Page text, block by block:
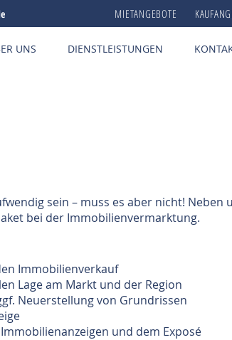
MIETANGEBOTE
UNS DIENSTLEISTUNGEN
sein – muss es aber nicht! Neben
bei der Immobilienvermarktung.
Immobilienverkauf
Lage am Markt und der Region
Neuerstellung von Grundrissen
und dem Exposé